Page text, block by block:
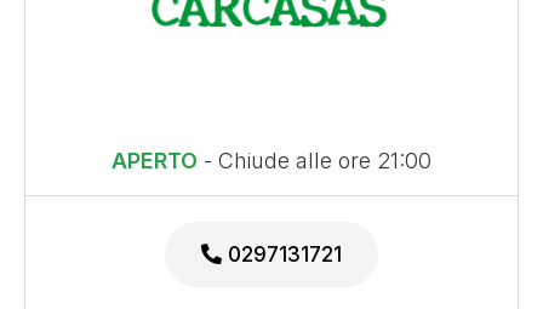
APERTO - Chiude alle ore 21:00
0297131721